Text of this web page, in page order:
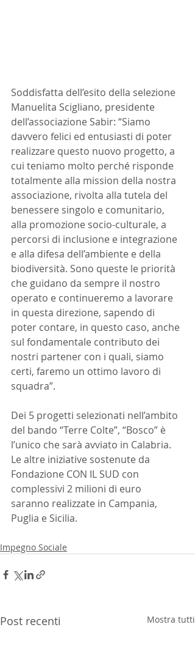
Soddisfatta dell’esito della selezione
Manuelita Scigliano, presidente
dell’associazione Sabir: “Siamo
davvero felici ed entusiasti di poter
realizzare questo nuovo progetto, a
cui teniamo molto perché risponde
totalmente alla mission della nostra
associazione, rivolta alla tutela del
benessere singolo e comunitario,
alla promozione socio-culturale, a
percorsi di inclusione e integrazione
e alla difesa dell’ambiente e della
biodiversità. Sono queste le priorità
che guidano da sempre il nostro
operato e continueremo a lavorare
in questa direzione, sapendo di
poter contare, in questo caso, anche
sul fondamentale contributo dei
nostri partener con i quali, siamo
certi, faremo un ottimo lavoro di
squadra”.
Dei 5 progetti selezionati nell’ambito
del bando “Terre Colte”, “Bosco” è
l’unico che sarà avviato in Calabria.
Le altre iniziative sostenute da
Fondazione CON IL SUD con
complessivi 2 milioni di euro
saranno realizzate in Campania,
Puglia e Sicilia.
Impegno Sociale
Post recenti Mostra tutti